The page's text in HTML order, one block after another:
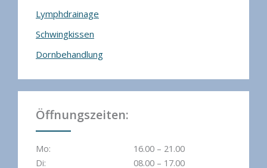
Lymphdrainage
Schwingkissen
Dornbehandlung
Öffnungszeiten:
Mo:
16.00 – 21.00
Di:
08.00 – 17.00